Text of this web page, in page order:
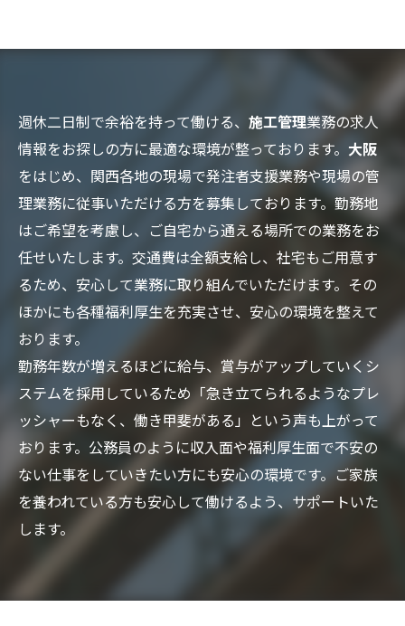
週休二日制で余裕を持って働ける、 施工管理業務の求人
情報をお探しの方に最適な環境が整っております。 大阪
をはじめ、関西各地の現場で発注者支援業務や現場の管
理業務に従事いただける方を募集しております。勤務地
はご希望を考慮し、ご自宅から通える場所での業務をお
任せいたします。交通費は全額支給し、社宅もご用意す
るため、安心して業務に取り組んでいただけます。その
ほかにも各種福利厚生を充実させ、安心の環境を整えて
おります。
勤務年数が増えるほどに給与、賞与がアップしていくシ
ステムを採用しているため「急き立てられるようなプレ
ッシャーもなく、働き甲斐がある」という声も上がって
おります。公務員のように収入面や福利厚生面で不安の
ない仕事をしていきたい方にも安心の環境です。ご家族
を養われている方も安心して働けるよう、サポートいた
します。